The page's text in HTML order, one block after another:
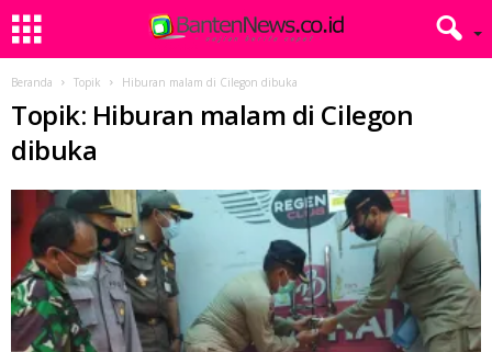
Beranda Topik Hiburan malam di Cilegon dibuka
Topik: Hiburan malam di Cilegon
dibuka